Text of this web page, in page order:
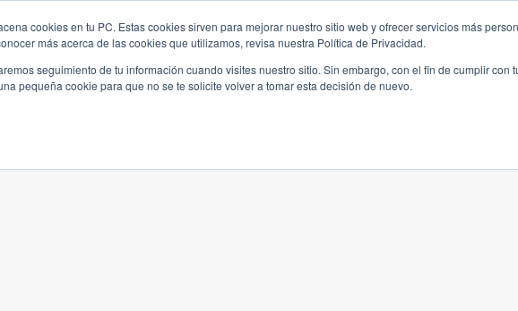
cookies en tu PC. Estas cookies sirven para mejorar nuestro sitio web y ofrecer servicios más
más acerca de las cookies que utilizamos, revisa nuestra Política de Privacidad.
seguimiento de tu información cuando visites nuestro sitio. Sin embargo, con el fin de cumplir con
pequeña cookie para que no se te solicite volver a tomar esta decisión de nuevo.